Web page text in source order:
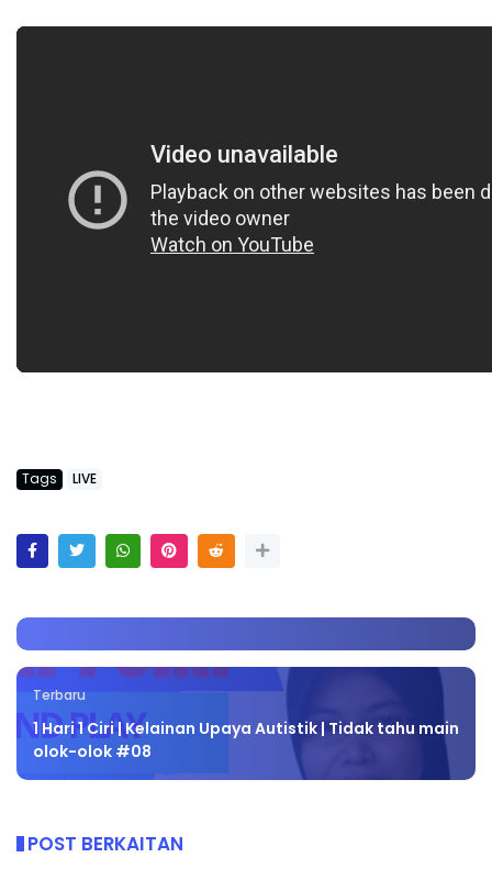
Tags LIVE
Terbaru
1 Hari 1 Ciri | Kelainan Upaya Autistik | Tidak tahu main
olok-olok #08
POST BERKAITAN